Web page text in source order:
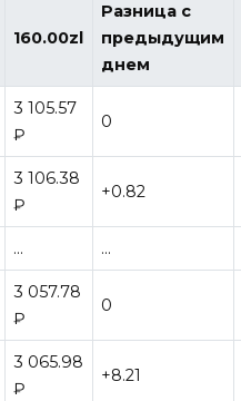
160.00zl
Разница с
предыдущим
днем
3 105.57
₽
0
3 106.38
₽
+0.82
… …
3 057.78
₽
0
3 065.98
₽
+8.21